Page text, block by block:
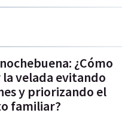
¿Cómo
velada evitando
y priorizando el
familiar?